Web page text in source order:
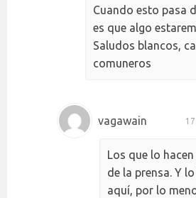
Cuando esto pasa
es que algo
Saludos blancos,
comuneros
vagawain
Los que lo
de la prensa. Y
aquí, por lo